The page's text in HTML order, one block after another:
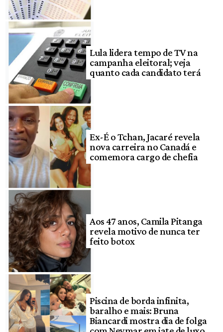
Lula lidera tempo de TV na
campanha eleitoral; veja
quanto cada candidato terá
Ex-É o Tchan, Jacaré revela
nova carreira no Canadá e
comemora cargo de chefia
Aos 47 anos, Camila Pitanga
revela motivo de nunca ter
feito botox
Piscina de borda infinita,
baralho e mais: Bruna
Biancardi mostra dia de folga